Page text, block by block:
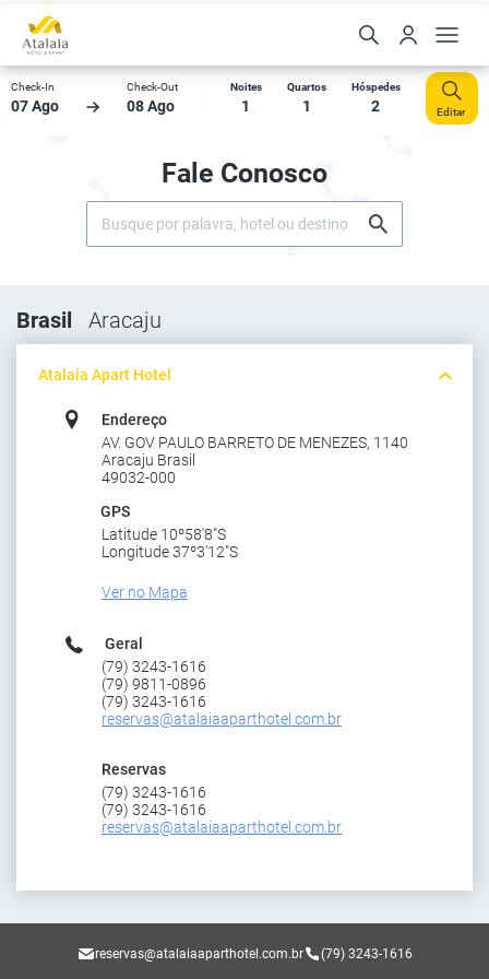
Check-In
07 Ago
Check-Out
08 Ago
Noites
1
Quartos
1
Hóspedes
2 Editar
Fale Conosco
Brasil Aracaju
Atalaia Apart Hotel
Endereço
AV. GOV PAULO BARRETO DE MENEZES, 1140
Aracaju Brasil
49032-000
GPS
Latitude 10º58'8"S
Longitude 37º3'12"S
Ver no Mapa
Geral
(79) 3243-1616
(79) 9811-0896
(79) 3243-1616
reservas@atalaiaaparthotel.com.br
Reservas
(79) 3243-1616
(79) 3243-1616
reservas@atalaiaaparthotel.com.br
reservas@atalaiaaparthotel.com.br (79) 3243-1616